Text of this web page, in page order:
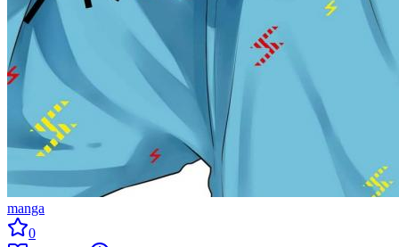
manga
0